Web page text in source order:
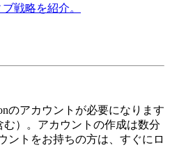
戦略を紹介。
のアカウントが必要になります
む）。アカウントの作成は数分
ントをお持ちの方は、すぐにロ